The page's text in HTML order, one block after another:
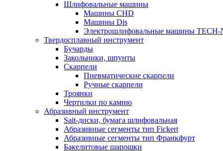
Шлифовальные машины
Машины CHD
Машины Dis
Электрошлифовальные машины TECH-
Твердосплавный инструмент
Бучарды
Закольники, шпунты
Скарпели
Пневматические скарпели
Ручные скарпели
Троянки
Чертилки по камню
Абразивный инструмент
Sait-диски, бумага шлифовальная
Абразивные сегменты тип Fickert
Абразивные сегменты тип Франкфурт
Бакелитовые шарошки